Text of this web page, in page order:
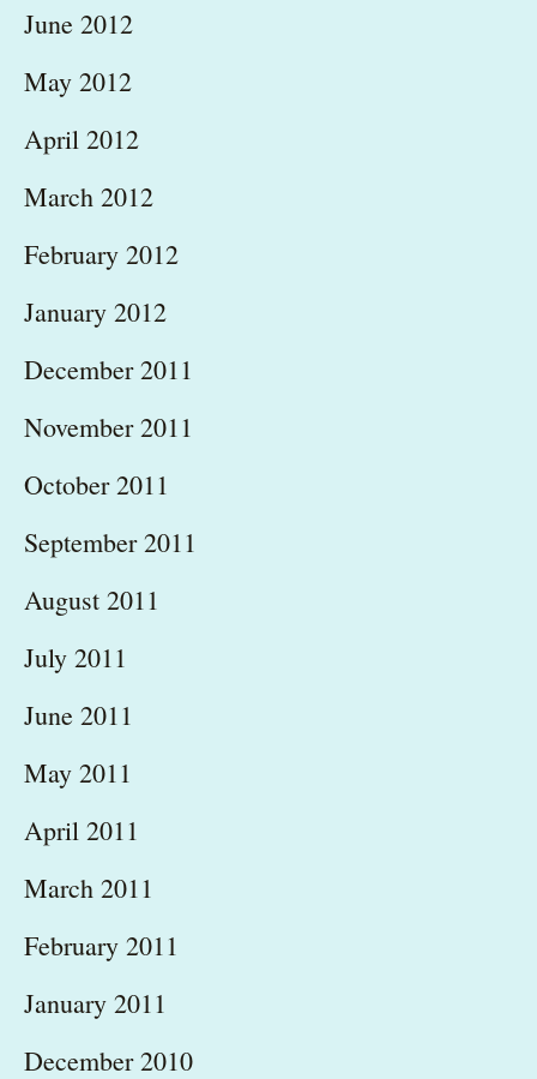
June 2012
May 2012
April 2012
March 2012
February 2012
January 2012
December 2011
November 2011
October 2011
September 2011
August 2011
July 2011
June 2011
May 2011
April 2011
March 2011
February 2011
January 2011
December 2010